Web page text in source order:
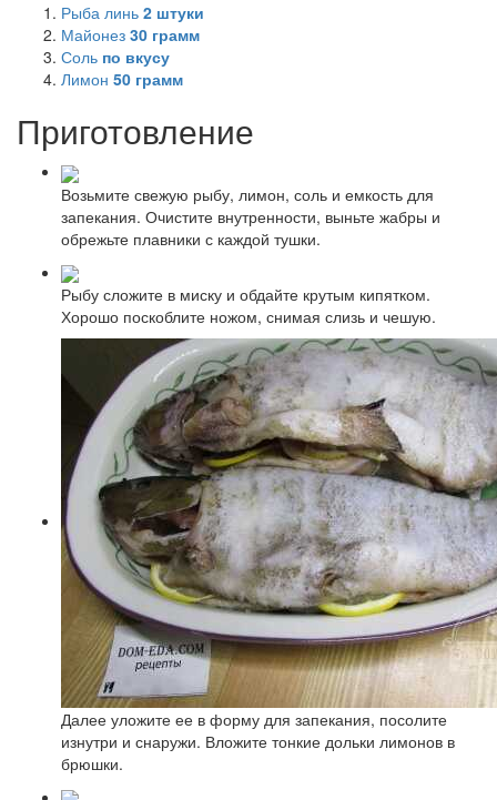
Рыба линь 2 штуки
Майонез 30 грамм
Соль по вкусу
Лимон 50 грамм
Приготовление
Возьмите свежую рыбу, лимон, соль и емкость для
запекания. Очистите внутренности, выньте жабры и
обрежьте плавники с каждой тушки.
Рыбу сложите в миску и обдайте крутым кипятком.
Хорошо поскоблите ножом, снимая слизь и чешую.
Далее уложите ее в форму для запекания, посолите
изнутри и снаружи. Вложите тонкие дольки лимонов в
брюшки.